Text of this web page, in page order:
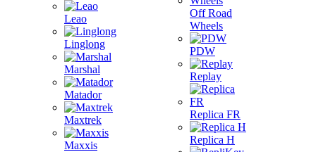
Leao
Linglong
Marshal
Matador
Maxtrek
Maxxis
Off Road
Wheels
PDW
Replay
Replica FR
Replica H